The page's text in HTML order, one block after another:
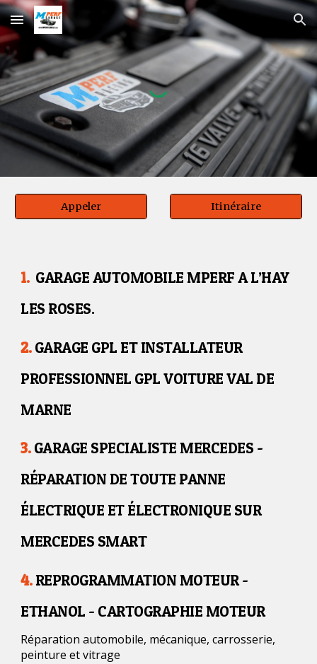
Skip to main content Skip to navigation
Appeler Itinéraire
1. GARAGE AUTOMOBILE MPERF A L’HAY
LES ROSES.
2. GARAGE GPL ET INSTALLATEUR
PROFESSIONNEL GPL VOITURE VAL DE
MARNE
3. GARAGE SPECIALISTE MERCEDES -
RÉPARATION DE TOUTE PANNE
ÉLECTRIQUE ET ÉLECTRONIQUE SUR
MERCEDES SMART
4.REPROGRAMMATION MOTEUR -
ETHANOL - CARTOGRAPHIE MOTEUR
Réparation automobile, mécanique, carrosserie,
peinture et vitrage